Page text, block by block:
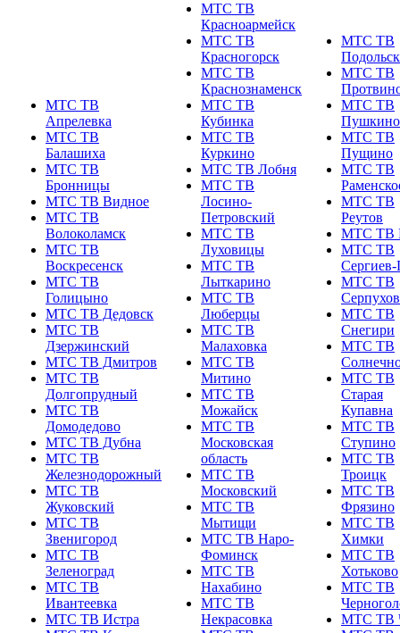
МТС ТВ
Апрелевка
МТС ТВ
Балашиха
МТС ТВ
Бронницы
МТС ТВ Видное
МТС ТВ
Волоколамск
МТС ТВ
Воскресенск
МТС ТВ
Голицыно
МТС ТВ Дедовск
МТС ТВ
Дзержинский
МТС ТВ Дмитров
МТС ТВ
Долгопрудный
МТС ТВ
Домодедово
МТС ТВ Дубна
МТС ТВ
Железнодорожный
МТС ТВ
Жуковский
МТС ТВ
Звенигород
МТС ТВ
Зеленоград
МТС ТВ
Ивантеевка
МТС ТВ Истра
МТС ТВ
Красноармейск
МТС ТВ
Красногорск
МТС ТВ
Краснознаменск
МТС ТВ
Кубинка
МТС ТВ
Куркино
МТС ТВ Лобня
МТС ТВ
Лосино-
Петровский
МТС ТВ
Луховицы
МТС ТВ
Лыткарино
МТС ТВ
Люберцы
МТС ТВ
Малаховка
МТС ТВ
Митино
МТС ТВ
Можайск
МТС ТВ
Московская
область
МТС ТВ
Московский
МТС ТВ
Мытищи
МТС ТВ Наро-
Фоминск
МТС ТВ
Нахабино
МТС ТВ
Некрасовка
МТС ТВ
Подольск
МТС ТВ
МТС ТВ
Пушкино
МТС ТВ
Пущино
МТС ТВ
МТС ТВ
Реутов
МТС ТВ
МТС ТВ
МТС ТВ
Серпухов
МТС ТВ
Снегири
МТС ТВ
МТС ТВ
Старая
Купавна
МТС ТВ
Ступино
МТС ТВ
Троицк
МТС ТВ
Фрязино
МТС ТВ
Химки
МТС ТВ
Хотьково
МТС ТВ
МТС ТВ